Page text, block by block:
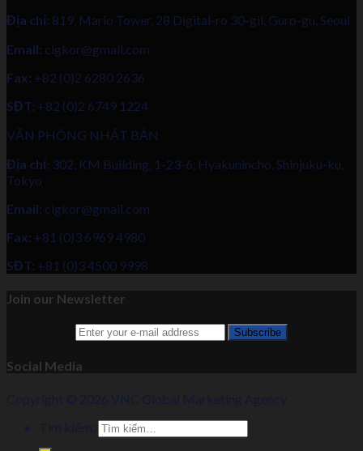
Địa chỉ: 819, Mario Tower, 28 Digital-ro 30-gil, Guro-gu, Seoul
Email: cigkor@gmail.com
Fax: +82 (0)2 6280 2636
SĐT: +82 (0)2 6749 1224
VĂN PHÒNG NHẬT BẢN
Địa chỉ: 302, KM Building, 1-23-6, Hyakunincho, Shinjuku-ku,
Tokyo
Email: cigkor@gmail.com
Fax: +81 (0)3 6969 4980
SĐT: +81 (0)3 4500 9998
Join our Newsletter
Social Media